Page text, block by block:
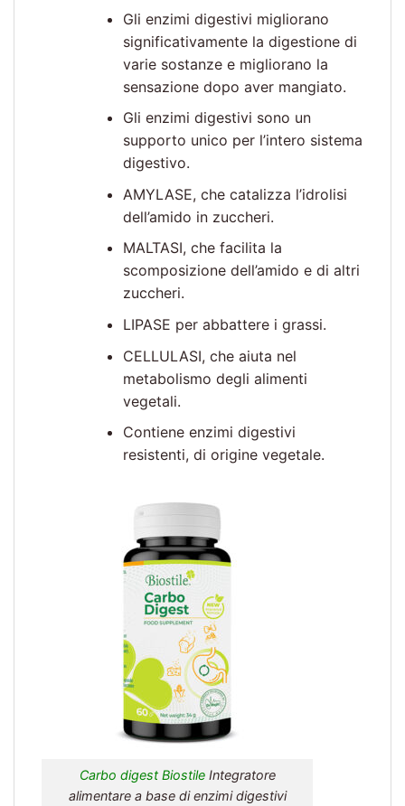
Gli enzimi digestivi migliorano
significativamente la digestione di
varie sostanze e migliorano la
sensazione dopo aver mangiato.
Gli enzimi digestivi sono un
supporto unico per l’intero sistema
digestivo.
AMYLASE, che catalizza l’idrolisi
dell’amido in zuccheri.
MALTASI, che facilita la
scomposizione dell’amido e di altri
zuccheri.
LIPASE per abbattere i grassi.
CELLULASI, che aiuta nel
metabolismo degli alimenti
vegetali.
Contiene enzimi digestivi
resistenti, di origine vegetale.
Carbo digest BiostileIntegratore
alimentare a base di enzimi digestivi